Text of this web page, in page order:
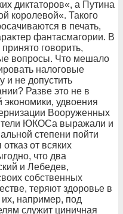
диктаторов«, а Путина
королевой«. Такого
в печать,
фантасмагории. В
говорить,
вопросы. Что мешало
налоговые
и не допустить
Разве это не в
экономики, удвоения
Вооруженных
ЮКОСа выражали и
степени пойти
от всяких
что два
и Лебедев,
собственных
теряют здоровье в
например, под
служит циничная